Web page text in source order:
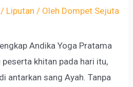
/ Liputan / Oleh Dompet Sejuta
Andika Yoga Pratama
khitan pada hari itu,
antarkan sang Ayah. Tanpa